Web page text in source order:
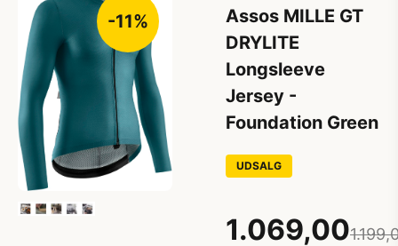
-11%
Assos MILLE GT
DRYLITE
Longsleeve
Jersey -
Foundation Green
UDSALG
1.069,00